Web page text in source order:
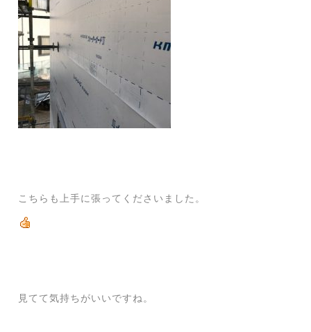
こちらも上手に張ってくださいました。
見てて気持ちがいいですね。